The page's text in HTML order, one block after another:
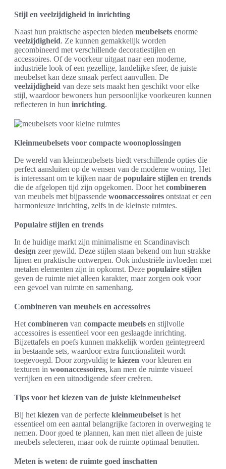
Stijl en veelzijdigheid in inrichting
Naast hun praktische aspecten bieden meubelsets enorme
veelzijdigheid. Ze kunnen gemakkelijk worden
gecombineerd met verschillende decoratiestijlen en
accessoires. Of de voorkeur uitgaat naar een moderne,
industriële look of een gezellige, landelijke sfeer, de juiste
meubelset kan deze smaak perfect aanvullen. De
veelzijdigheid van deze sets maakt hen geschikt voor elke
stijl, waardoor bewoners hun persoonlijke voorkeuren kunnen
reflecteren in hun inrichting.
Kleinmeubelsets voor compacte woonoplossingen
De wereld van kleinmeubelsets biedt verschillende opties die
perfect aansluiten op de wensen van de moderne woning. Het
is interessant om te kijken naar de populaire stijlen en trends
die de afgelopen tijd zijn opgekomen. Door het combineren
van meubels met bijpassende woonaccessoires ontstaat er een
harmonieuze inrichting, zelfs in de kleinste ruimtes.
Populaire stijlen en trends
In de huidige markt zijn minimalisme en Scandinavisch
design zeer gewild. Deze stijlen staan bekend om hun strakke
lijnen en praktische ontwerpen. Ook industriële invloeden met
metalen elementen zijn in opkomst. Deze populaire stijlen
geven de ruimte niet alleen karakter, maar zorgen ook voor
een gevoel van ruimte en samenhang.
Combineren van meubels en accessoires
Het combineren van compacte meubels en stijlvolle
accessoires is essentieel voor een geslaagde inrichting.
Bijzettafels en poefs kunnen makkelijk worden geïntegreerd
in bestaande sets, waardoor extra functionaliteit wordt
toegevoegd. Door zorgvuldig te kiezen voor kleuren en
texturen in woonaccessoires, kan men de ruimte visueel
verrijken en een uitnodigende sfeer creëren.
Tips voor het kiezen van de juiste kleinmeubelset
Bij het kiezen van de perfecte kleinmeubelset is het
essentieel om een aantal belangrijke factoren in overweging te
nemen. Door goed te plannen, kan men niet alleen de juiste
meubels selecteren, maar ook de ruimte optimaal benutten.
Meten is weten: de ruimte goed inschatten